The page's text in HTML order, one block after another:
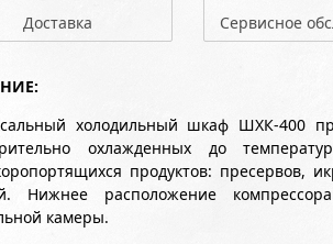
Доставка Сервисное
холодильный шкаф ШХК-400
охлажденных до
продуктов: пресервов,
Нижнее расположение
камеры.